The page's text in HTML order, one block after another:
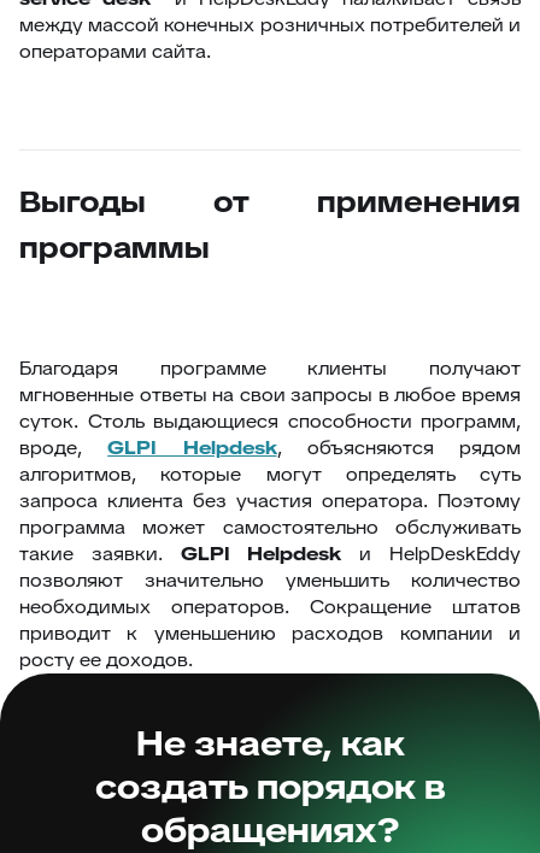
между массой конечных розничных потребителей и
операторами сайта.
Выгоды от применения
программы
Благодаря программе клиенты получают
мгновенные ответы на свои запросы в любое время
суток. Столь выдающиеся способности программ,
вроде,GLPI Helpdesk, объясняются рядом
алгоритмов, которые могут определять суть
запроса клиента без участия оператора. Поэтому
программа может самостоятельно обслуживать
такие заявки. GLPI Helpdesk и HelpDeskEddy
позволяют значительно уменьшить количество
необходимых операторов. Сокращение штатов
приводит к уменьшению расходов компании и
росту ее доходов.
Не знаете, как
создать порядок в
обращениях?